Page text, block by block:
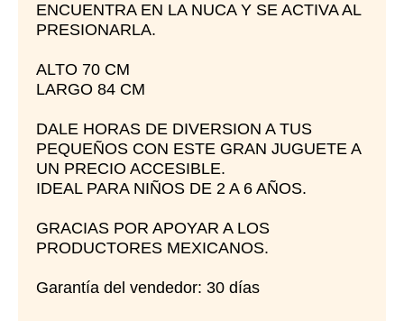
ENCUENTRA EN LA NUCA Y SE ACTIVA AL
PRESIONARLA.
ALTO 70 CM
LARGO 84 CM
DALE HORAS DE DIVERSION A TUS
PEQUEÑOS CON ESTE GRAN JUGUETE A
UN PRECIO ACCESIBLE.
IDEAL PARA NIÑOS DE 2 A 6 AÑOS.
GRACIAS POR APOYAR A LOS
PRODUCTORES MEXICANOS.
Garantía del vendedor: 30 días